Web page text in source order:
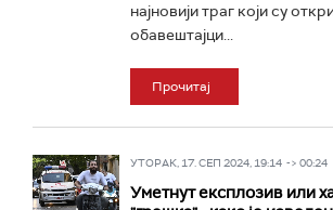
најновији траг који су
обавештајци...
Прочитај
УТОРАК, 17. СЕП 2024, 19:14 -> 00:24
Уметнут експлозив или